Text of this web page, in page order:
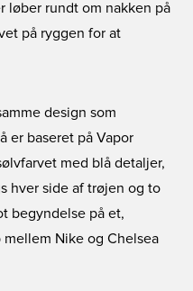
løber rundt om nakken på
på ryggen for at
design som
er baseret på Vapor
med blå detaljer,
hver side af trøjen og to
begyndelse på et,
Nike og Chelsea